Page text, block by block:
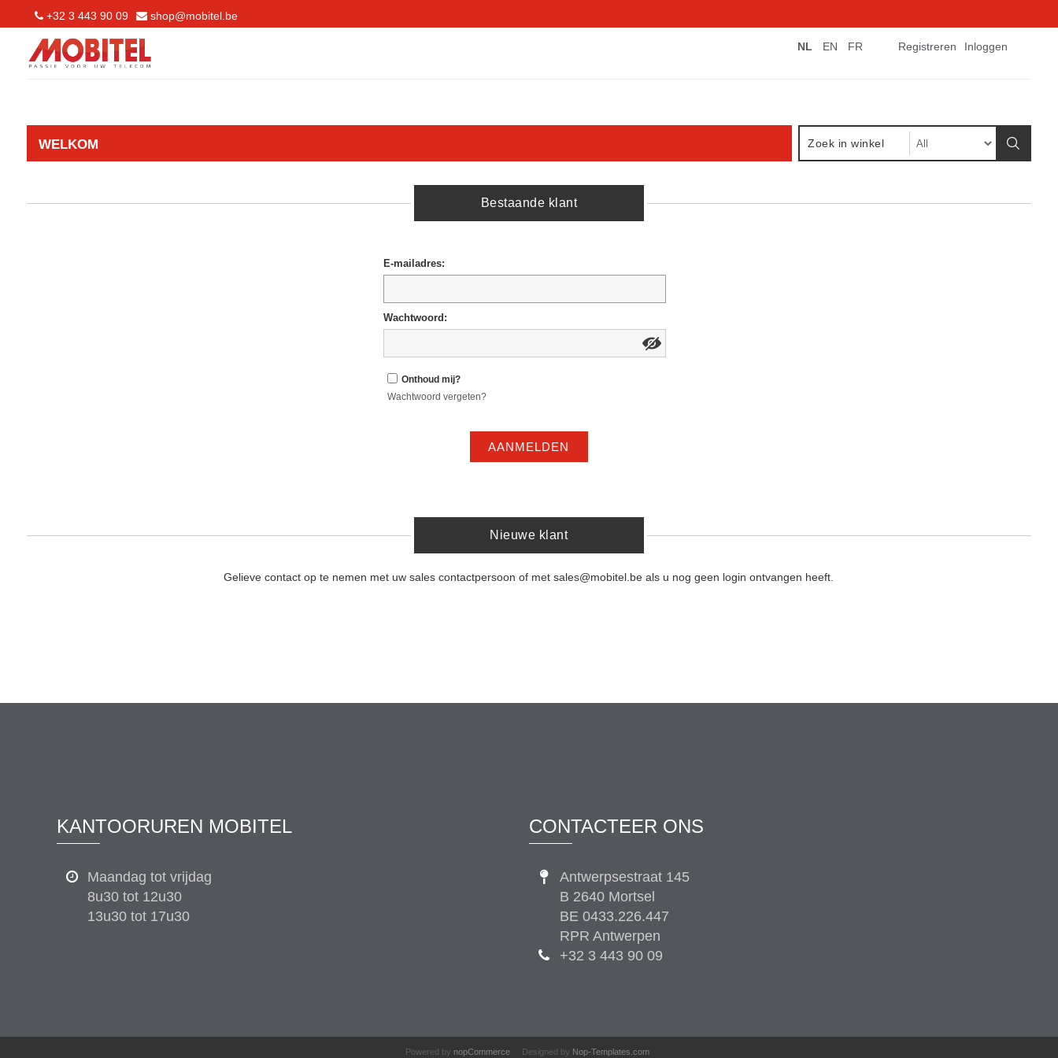
+32 3 443 90 09 shop@mobitel.be
Registreren Inloggen
NL EN FR
WELKOM
Bestaande klant
E-mailadres:
Wachtwoord:
Onthoud mij?
Wachtwoord vergeten?
AANMELDEN
Nieuwe klant
Gelieve contact op te nemen met uw sales contactpersoon of met sales@mobitel.be als u nog geen login ontvangen heeft.
KANTOORUREN MOBITEL
Maandag tot vrijdag
8u30 tot 12u30
13u30 tot 17u30
CONTACTEER ONS
Antwerpsestraat 145
B 2640 Mortsel
BE 0433.226.447
RPR Antwerpen
+32 3 443 90 09
Powered by nopCommerce Designed by Nop-Templates.com